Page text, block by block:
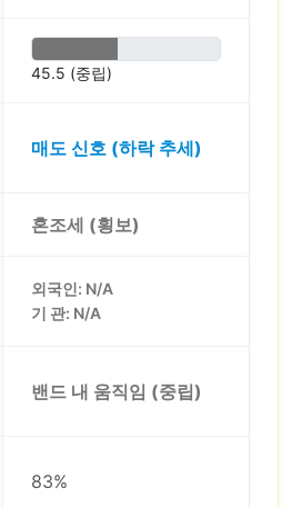
45.5 (중립)
매도 신호 (하락 추세)
혼조세 (횡보)
외국인: N/A
기 관: N/A
밴드 내 움직임 (중립)
83%